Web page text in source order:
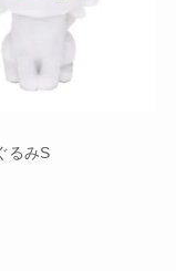
るみS